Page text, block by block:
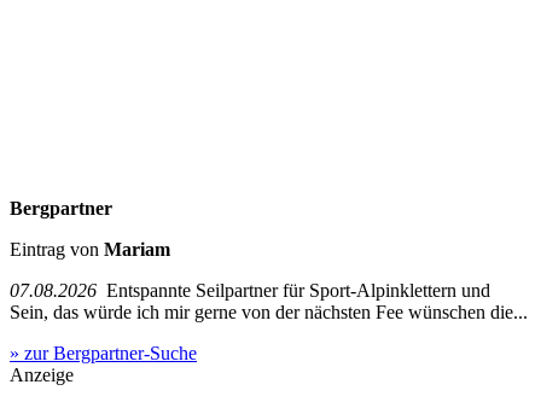
Bergpartner
Eintrag von Mariam
07.08.2026 Entspannte Seilpartner für Sport-Alpinklettern und
Sein, das würde ich mir gerne von der nächsten Fee wünschen die...
» zur Bergpartner-Suche
Anzeige